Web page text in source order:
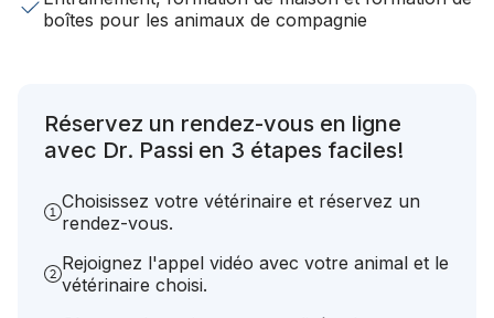
boîtes pour les animaux de compagnie
Réservez un rendez-vous en ligne
avec Dr. Passi en 3 étapes faciles!
Choisissez votre vétérinaire et réservez un
rendez-vous.
Rejoignez l'appel vidéo avec votre animal et le
vétérinaire choisi.